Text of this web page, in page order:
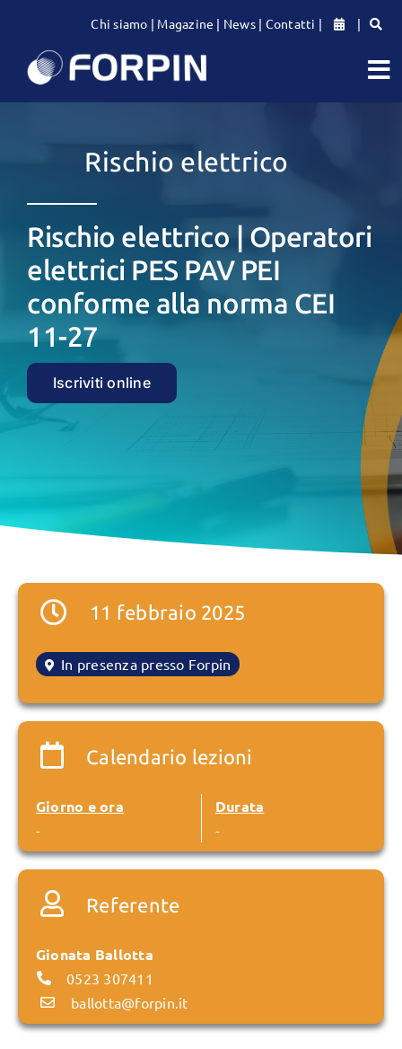
contenuto
Chi siamo | Magazine | News| Contatti | |
PER LE PERSONE
Rischio elettrico
Rischio elettrico | Operatori
elettrici PES PAV PEI
conforme alla norma CEI
11-27
Iscriviti online
11 febbraio 2025
In presenza presso Forpin
Calendario lezioni
Giorno e ora
-
Durata
-
Referente
Gionata Ballotta
0523 307411
ballotta@forpin.it